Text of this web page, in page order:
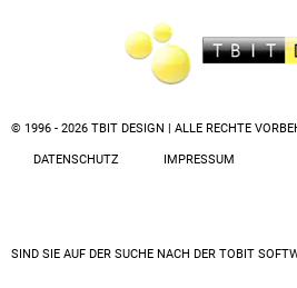
© 1996 - 2026 TBIT DESIGN | ALLE RECHTE
DATENSCHUTZ IMPRESSUM
SIND SIE AUF DER SUCHE NACH DER TOBIT